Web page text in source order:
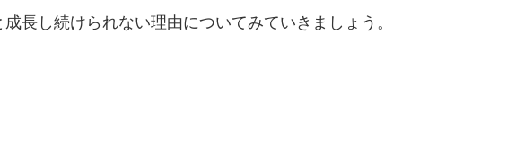
長し続けられない理由についてみていきましょう。